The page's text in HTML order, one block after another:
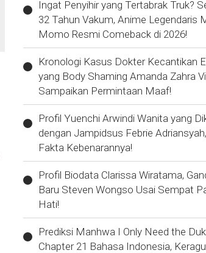
Ingat Penyihir yang Tertabrak Truk?
32 Tahun Vakum, Anime Legendaris
Momo Resmi Comeback di 2026!
Kronologi Kasus Dokter Kecantikan
yang Body Shaming Amanda Zahra
Sampaikan Permintaan Maaf!
Profil Yuenchi Arwindi Wanita yang
dengan Jampidsus Febrie
Fakta Kebenarannya!
Profil Biodata Clarissa Wiratama,
Baru Steven Wongso Usai Sempat
Hati!
Prediksi Manhwa I Only Need the
Chapter 21 Bahasa Indonesia,